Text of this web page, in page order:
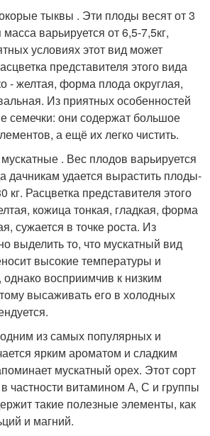
тыквы . Эти плоды весят от 3
варьируется от 6,5-7,5кг,
условиях этот вид может
представителя этого вида
- желтая, форма плода округлая,
Из приятных особенностей
семечки: они содержат большое
а ещё их легко чистить.
. Вес плодов варьируется
дачникам удается вырастить плоды-
кг. Расцветка представителя этого
кожица тонкая, гладкая, форма
сужается в точке роста. Из
выделить то, что мускатный вид
высокие температуры и
однако восприимчив к низким
высаживать его в холодных
из самых популярных и
ярким ароматом и сладким
мускатный орех. Этот сорт
частности витамином А, С и группы
такие полезные элементы, как
и магний.